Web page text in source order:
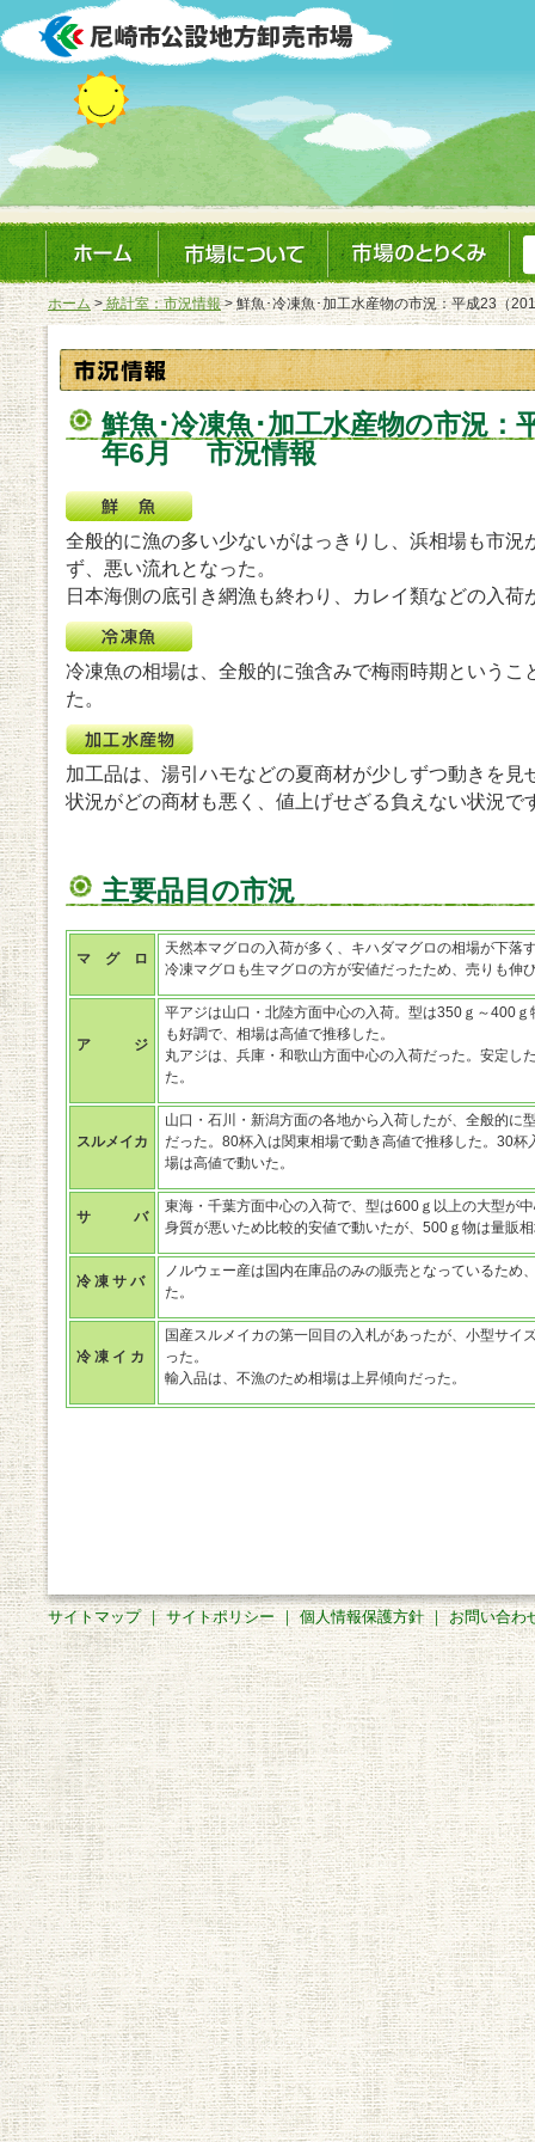
ホーム>統計室：市況情報> 鮮魚･冷凍魚･加工水産物の市況：平成23（
鮮魚･冷凍魚･加工水産物の市況：
年6月 市況情報
全般的に漁の多い少ないがはっきりし、浜相場も市況
ず、悪い流れとなった。
日本海側の底引き網漁も終わり、カレイ類などの入荷
冷凍魚の相場は、全般的に強含みで梅雨時期というこ
た。
加工品は、湯引ハモなどの夏商材が少しずつ動きを見
状況がどの商材も悪く、値上げせざる負えない状況で
主要品目の市況
マ グ ロ
天然本マグロの入荷が多く、キハダマグロの相場が下落
冷凍マグロも生マグロの方が安値だったため、売りも伸
ア ジ
平アジは山口・北陸方面中心の入荷。型は350ｇ～400
も好調で、相場は高値で推移した。
丸アジは、兵庫・和歌山方面中心の入荷だった。安定し
た。
スルメイカ
山口・石川・新潟方面の各地から入荷したが、全般的に
だった。80杯入は関東相場で動き高値で推移した。30杯
場は高値で動いた。
サ バ
東海・千葉方面中心の入荷で、型は600ｇ以上の大型が
身質が悪いため比較的安値で動いたが、500ｇ物は量販
冷 凍 サ バ
ノルウェー産は国内在庫品のみの販売となっているため
た。
冷 凍 イ カ
国産スルメイカの第一回目の入札があったが、小型サイ
った。
輸入品は、不漁のため相場は上昇傾向だった。
サイトマップ｜サイトポリシー｜個人情報保護方針｜お問い合わ